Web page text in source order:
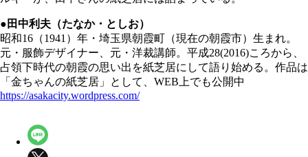
●田中利夫（たなか・としお）
昭和16（1941）年・埼玉県朝霞町（現在の朝霞市）生まれ。
元・服飾デザイナー、元・洋裁講師。平成28(2016)ころから、
占領下時代の朝霞の思い出を紙芝居にして語り始める。作品は
「金ちゃんの紙芝居」として、WEB上でも公開中
https://asakacity.wordpress.com/